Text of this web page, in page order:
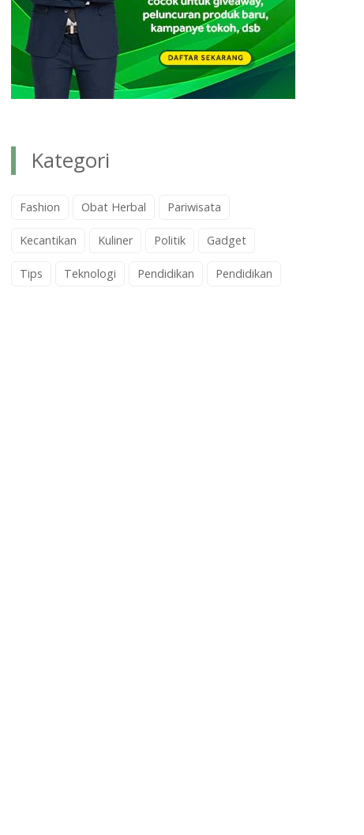
Kategori
Fashion Obat Herbal Pariwisata
Kecantikan Kuliner Politik Gadget
Tips Teknologi Pendidikan Pendidikan